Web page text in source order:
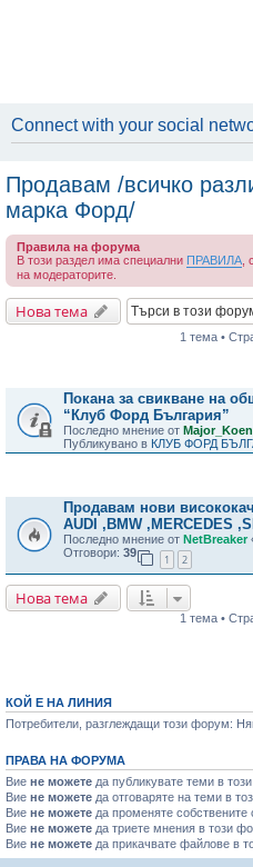
Connect with your social
Продавам /всичко
марка Форд/
Правила на форума
В този раздел има специални ПРАВИЛА
на модераторите.
Нова тема
1 тема •
Покана за свикване на
“Клуб Форд България”
Последно мнение от
Публикувано в КЛУБ ФОРД
Продавам нови
AUDI ,BMW ,MERCEDES
Последно мнение от NetBreaker
Отговори: 39
1 2
Нова тема
1 тема •
КОЙ Е НА ЛИНИЯ
Потребители, разглеждащи този форум:
ПРАВА НА ФОРУМА
Вие не можете да публикувате теми в
Вие не можете да отговаряте на теми в
Вие не можете да променяте
Вие не можете да триете мнения в този
Вие не можете да прикачвате файлове в